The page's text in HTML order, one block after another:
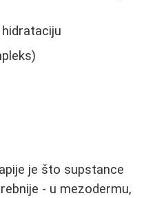
je što supstance
- u mezodermu,